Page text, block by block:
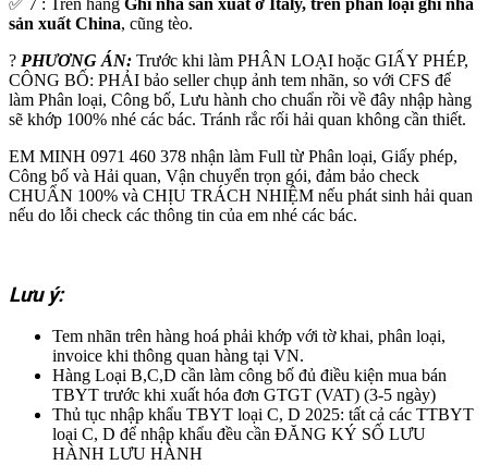
sản xuất China, cũng tèo.
? PHƯƠNG ÁN: Trước khi làm PHÂN LOẠI hoặc GIẤY PHÉP,
CÔNG BỐ: PHẢI bảo seller chụp ảnh tem nhãn, so với CFS để
làm Phân loại, Công bố, Lưu hành cho chuẩn rồi về đây nhập hàng
sẽ khớp 100% nhé các bác. Tránh rắc rối hải quan không cần thiết.
EM MINH 0971 460 378 nhận làm Full từ Phân loại, Giấy phép,
Công bố và Hải quan, Vận chuyển trọn gói, đảm bảo check
CHUẨN 100% và CHỊU TRÁCH NHIỆM nếu phát sinh hải quan
nếu do lỗi check các thông tin của em nhé các bác.
Lưu ý:
Tem nhãn trên hàng hoá phải khớp với tờ khai, phân loại,
invoice khi thông quan hàng tại VN.
Hàng Loại B,C,D cần làm công bố đủ điều kiện mua bán
TBYT trước khi xuất hóa đơn GTGT (VAT) (3-5 ngày)
Thủ tục nhập khẩu TBYT loại C, D 2025: tất cả các TTBYT
loại C, D để nhập khẩu đều cần ĐĂNG KÝ SỐ LƯU
HÀNH LƯU HÀNH